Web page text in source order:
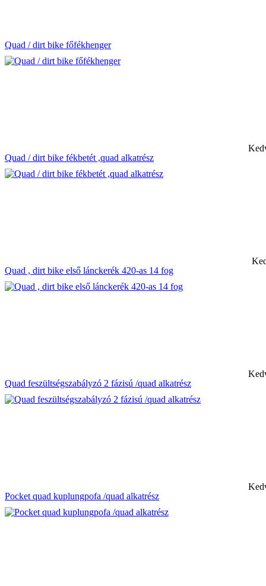
Quad / dirt bike főfékhenger
Quad / dirt bike fékbetét ,quad alkatrész
Quad , dirt bike első lánckerék 420-as 14 fog
Quad feszültségszabályzó 2 fázisú /quad alkatrész
Pocket quad kuplungpofa /quad alkatrész